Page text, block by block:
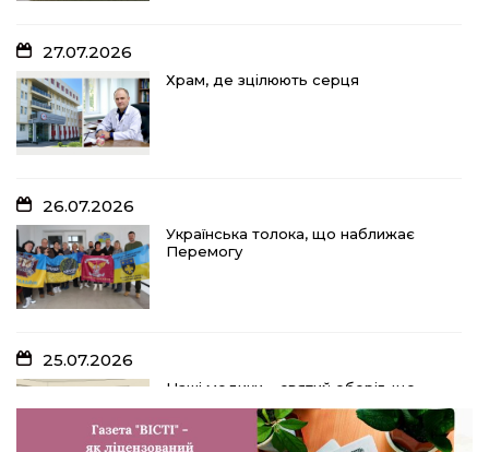
27.07.2026
Храм, де зцілюють серця
26.07.2026
Українська толока, що наближає
Перемогу
25.07.2026
Наші медики – святий оберіг, що
дарує надію, турботу і здоров’я